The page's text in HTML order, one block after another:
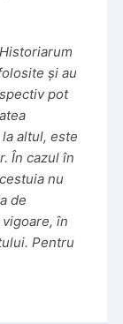
și au
pot
altul, este
În cazul în
nu
de
în
Pentru